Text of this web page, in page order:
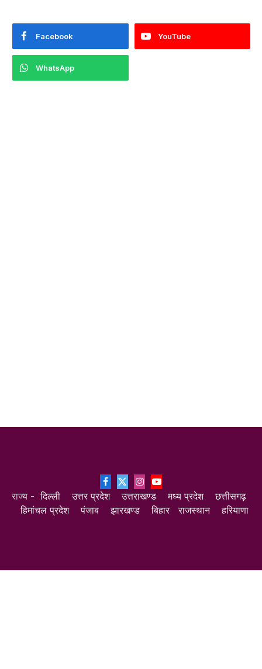
Facebook YouTube
WhatsApp
Facebook
X
(Twitter)
InstagramYouTube
राज्य -दिल्ली उत्तर प्रदेश उत्तराखण्ड मध्य प्रदेश
छत्तीसगढ़
हिमांचल प्रदेश
पंजाब झारखण्ड बिहार राजस्थान हरियाणा